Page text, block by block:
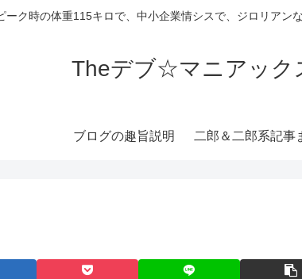
ーク時の体重115キロで、中小企業情シスで、ジロリアン
Theデブ☆マニアック
ブログの趣旨説明 二郎＆二郎系記事